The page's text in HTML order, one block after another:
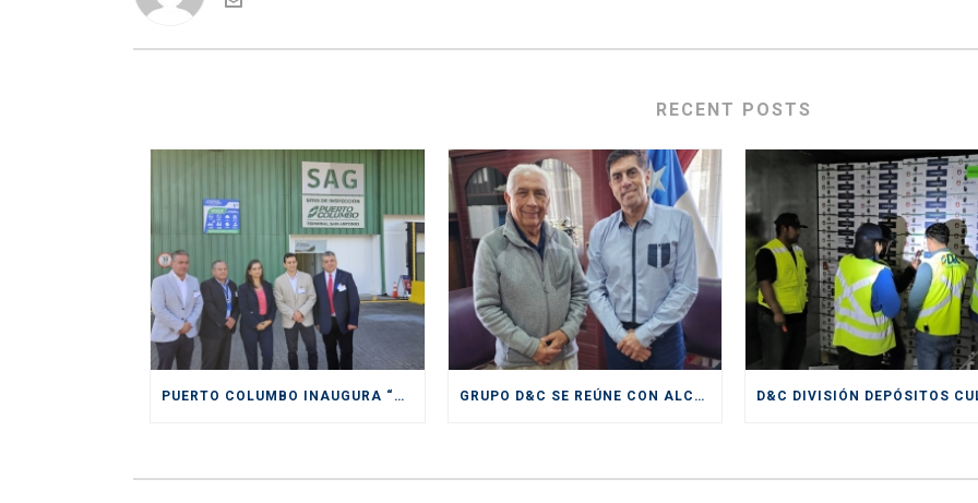
RECENT POSTS
PUERTO COLUMBO INAUGURA “PIONERO” Y MODERNO SITIO DE INSPECCIÓN SAG EN SAN ANTONIO GRUPO D&C SE REÚNE CON ALCALDE DE SAN ANTONIO